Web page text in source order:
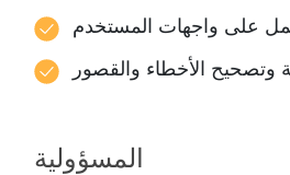
على واجهات المستخدم
وتصحيح الأخطاء والقصور
المسؤولية